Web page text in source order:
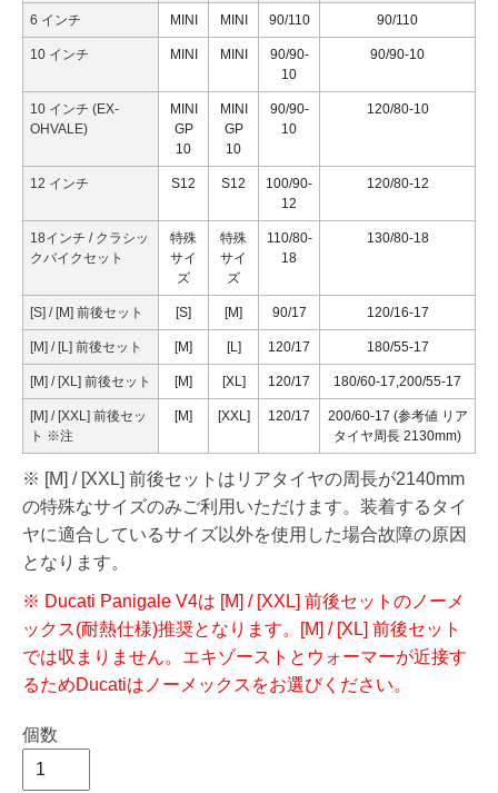
6 インチ MINI MINI 90/110 90/110
10 インチ MINI MINI
90/90-
10
90/90-10
10 インチ (EX-
OHVALE)
MINI
GP
10
MINI
GP
10
90/90-
10
120/80-10
12 インチ S12 S12
100/90-
12
120/80-12
18インチ / クラシッ
クバイクセット
特殊
サイ
ズ
特殊
サイ
ズ
110/80-
18
130/80-18
[S] / [M] 前後セット [S] [M] 90/17 120/16-17
[M] / [L] 前後セット [M] [L] 120/17 180/55-17
[M] / [XL] 前後セット [M] [XL] 120/17 180/60-17,200/55-17
[M] / [XXL] 前後セッ
ト ※注
[M] [XXL] 120/17
200/60-17 (参考値 リア
タイヤ周長 2130mm)
※ [M] / [XXL] 前後セットはリアタイヤの周長が2140mm
の特殊なサイズのみご利用いただけます。装着するタイ
ヤに適合しているサイズ以外を使用した場合故障の原因
となります。
※ Ducati Panigale V4は [M] / [XXL] 前後セットのノーメ
ックス(耐熱仕様)推奨となります。[M] / [XL] 前後セット
では収まりません。エキゾーストとウォーマーが近接す
るためDucatiはノーメックスをお選びください。
個数